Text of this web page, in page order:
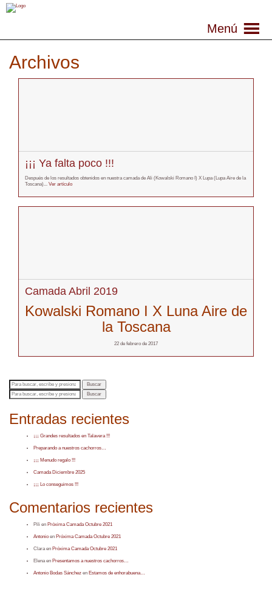
Menú
Archivos
¡¡¡ Ya falta poco !!!
Después de los resultados obtenidos en nuestra camada de Ali (Kowalski Romano I) X Lupa (Lupa Aire de la
Toscana)... Ver artículo
Camada Abril 2019
Kowalski Romano I X Luna Aire de
la Toscana
22 de febrero de 2017
Buscar
Buscar
Entradas recientes
¡¡¡ Grandes resultados en Talavera !!!
Preparando a nuestros cachorros…
¡¡¡ Menudo regalo !!!
Camada Diciembre 2025
¡¡¡ Lo conseguimos !!!
Comentarios recientes
Pili en Próxima Camada Octubre 2021
Antonio en Próxima Camada Octubre 2021
Claraen Próxima Camada Octubre 2021
Elenaen Presentamos a nuestros cachorros…
Antonio Bodas Sánchez en Estamos de enhorabuena…